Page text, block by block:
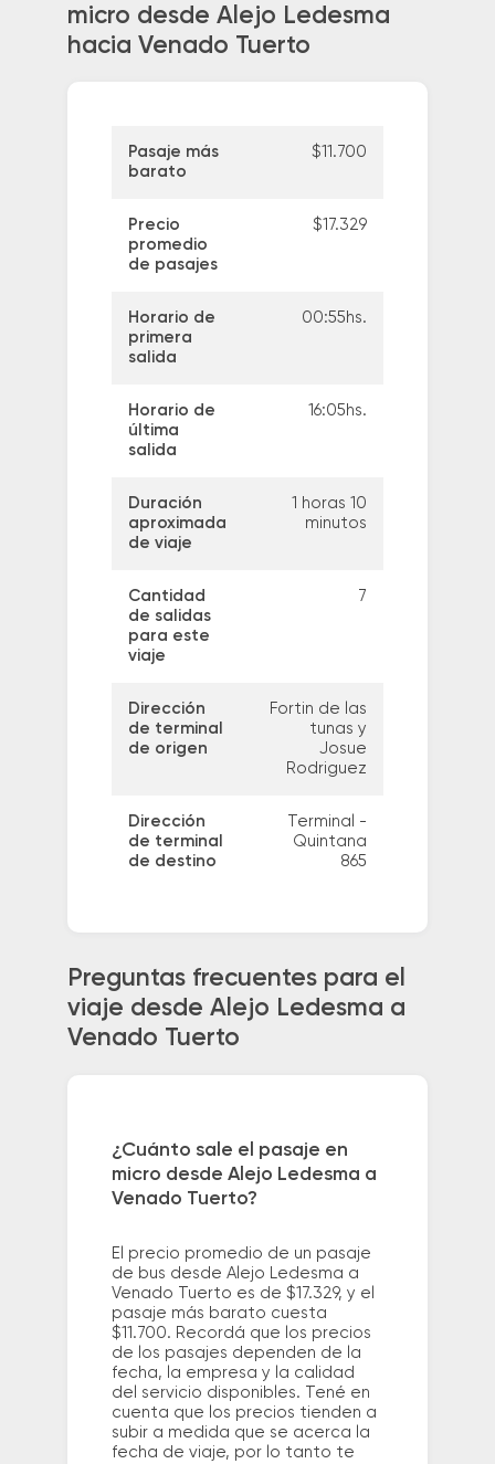
micro desde Alejo Ledesma
hacia Venado Tuerto
Pasaje más
barato
$11.700
Precio
promedio
de pasajes
$17.329
Horario de
primera
salida
00:55hs.
Horario de
última
salida
16:05hs.
Duración
aproximada
de viaje
1 horas 10
minutos
Cantidad
de salidas
para este
viaje
7
Dirección
de terminal
de origen
Fortin de las
tunas y
Josue
Rodriguez
Dirección
de terminal
de destino
Terminal -
Quintana
865
Preguntas frecuentes para el
viaje desde Alejo Ledesma a
Venado Tuerto
¿Cuánto sale el pasaje en
micro desde Alejo Ledesma a
Venado Tuerto?
El precio promedio de un pasaje
de bus desde Alejo Ledesma a
Venado Tuerto es de $17.329, y el
pasaje más barato cuesta
$11.700. Recordá que los precios
de los pasajes dependen de la
fecha, la empresa y la calidad
del servicio disponibles. Tené en
cuenta que los precios tienden a
subir a medida que se acerca la
fecha de viaje, por lo tanto te